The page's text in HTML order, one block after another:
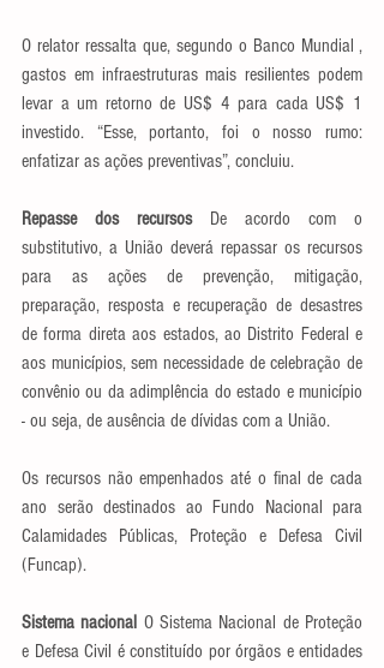
O relator ressalta que, segundo o Banco Mundial ,
gastos em infraestruturas mais resilientes podem
levar a um retorno de US$ 4 para cada US$ 1
investido. “Esse, portanto, foi o nosso rumo:
enfatizar as ações preventivas”, concluiu.
Repasse dos recursos De acordo com o
substitutivo, a União deverá repassar os recursos
para as ações de prevenção, mitigação,
preparação, resposta e recuperação de desastres
de forma direta aos estados, ao Distrito Federal e
aos municípios, sem necessidade de celebração de
convênio ou da adimplência do estado e município
- ou seja, de ausência de dívidas com a União.
Os recursos não empenhados até o final de cada
ano serão destinados ao Fundo Nacional para
Calamidades Públicas, Proteção e Defesa Civil
(Funcap).
Sistema nacional O Sistema Nacional de Proteção
e Defesa Civil é constituído por órgãos e entidades